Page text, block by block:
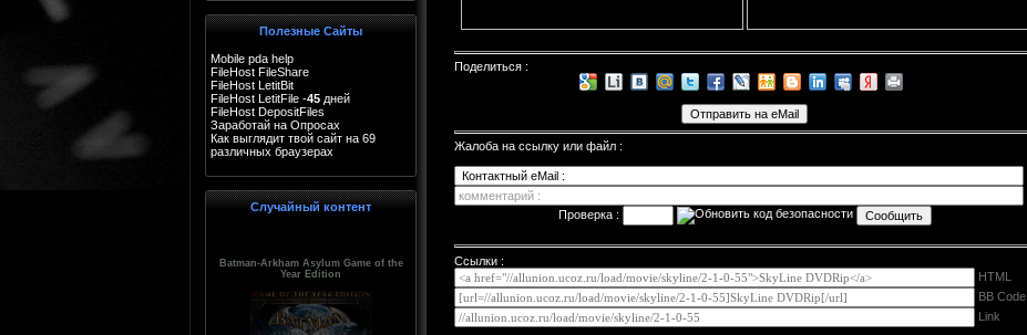
Полезные Сайты
Mobile pda help
FileHost FileShare
FileHost LetitBit
FileHost LetitFile -45 дней
FileHost DepositFiles
Заработай на Опросах
Как выглядит твой сайт на 69
различных браузерах
Случайный контент
Batman-Arkham Asylum Game of the
Year Edition
Поделиться :
Жалоба на ссылку или файл :
Проверка :
Ссылки :
HTML
BB Code
Link